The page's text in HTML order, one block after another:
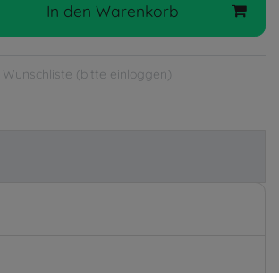
In den Warenkorb
(bitte einloggen)